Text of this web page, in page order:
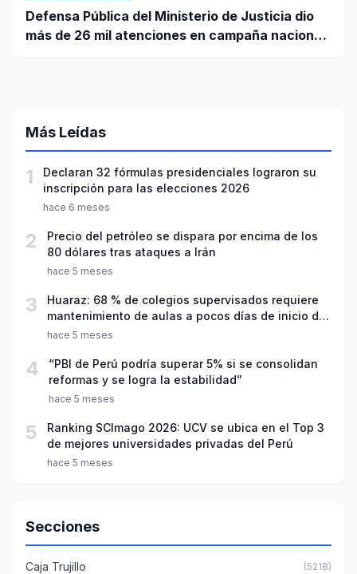
Defensa Pública del Ministerio de Justicia dio
más de 26 mil atenciones en campaña nacional
Más Leídas
1
Declaran 32 fórmulas presidenciales lograron su
inscripción para las elecciones 2026
hace 6 meses
2
Precio del petróleo se dispara por encima de los
80 dólares tras ataques a Irán
hace 5 meses
3
Huaraz: 68 % de colegios supervisados requiere
mantenimiento de aulas a pocos días de inicio del
año escolar 2026
hace 5 meses
4
“PBI de Perú podría superar 5% si se consolidan
reformas y se logra la estabilidad”
hace 5 meses
5
Ranking SCImago 2026: UCV se ubica en el Top 3
de mejores universidades privadas del Perú
hace 5 meses
Secciones
Caja Trujillo (5218)